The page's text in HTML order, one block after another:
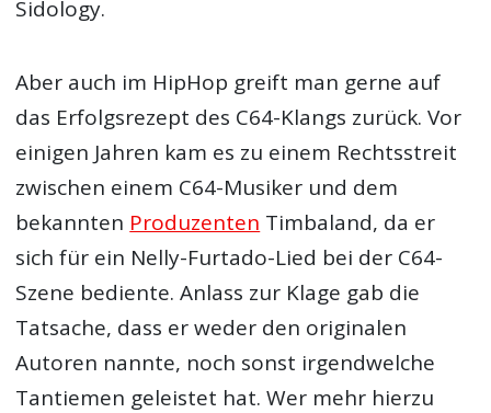
Sidology.
Aber auch im HipHop greift man gerne auf
das Erfolgsrezept des C64-Klangs zurück. Vor
einigen Jahren kam es zu einem Rechtsstreit
zwischen einem C64-Musiker und dem
bekannten Produzenten Timbaland, da er
sich für ein Nelly-Furtado-Lied bei der C64-
Szene bediente. Anlass zur Klage gab die
Tatsache, dass er weder den originalen
Autoren nannte, noch sonst irgendwelche
Tantiemen geleistet hat. Wer mehr hierzu